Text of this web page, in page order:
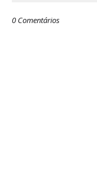
0 Comentários